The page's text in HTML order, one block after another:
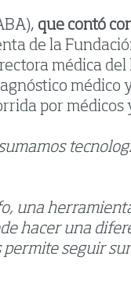
que contó
de la
médica
médico
por
una
hacer una
seguir